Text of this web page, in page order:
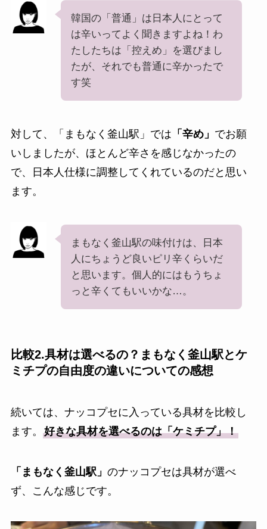
韓国の「普通」は日本人にとって
は辛いってよく聞きますよね！わ
たしたちは「控えめ」を選びまし
たが、それでも普通に辛かったで
す笑
対して、「まもなく釜山駅」では 「辛め」 でお願
いしましたが、ほとんど辛さを感じなかったの
で、日本人仕様に調整してくれているのだと思い
ます。
まもなく釜山駅の味付けは、日本
人にちょうど良いピリ辛くらいだ
と思います。個人的にはもうちょ
っと辛くてもいいかな…。
比較2.具材は選べるの？まもなく釜山駅とケ
ミチプの自由度の違いについての感想
続いては、ナッコプセに入っている具材を比較し
ます。 好きな具材を選べるのは「ケミチプ」！
「まもなく釜山駅」 のナッコプセは具材が選べ
ず、こんな感じです。